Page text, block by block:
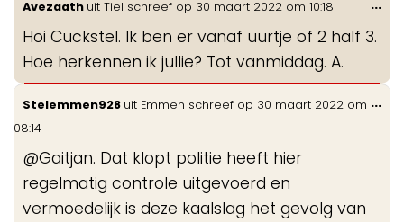
Avezaath uit Tiel schreef op 30 maart 2022 om 10:18
Hoi Cuckstel. Ik ben er vanaf uurtje of 2 half 3.
Hoe herkennen ik jullie? Tot vanmiddag. A.
...
Stelemmen928 uit Emmen schreef op 30 maart 2022 om
08:14
@Gaitjan. Dat klopt politie heeft hier
regelmatig controle uitgevoerd en
vermoedelijk is deze kaalslag het gevolg van
...